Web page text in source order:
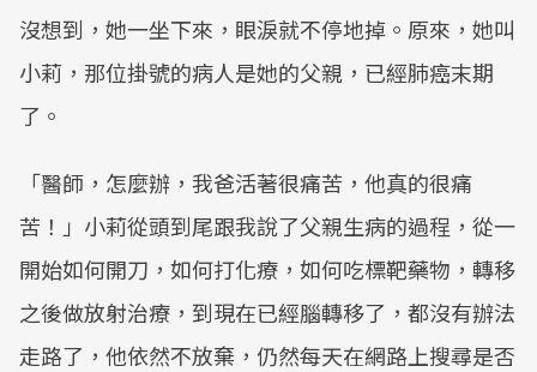
沒想到，她一坐下來，眼淚就不停地掉。原來，她叫
小莉，那位掛號的病人是她的父親，已經肺癌末期
了。
「醫師，怎麼辦，我爸活著很痛苦，他真的很痛
苦！」小莉從頭到尾跟我說了父親生病的過程，從一
開始如何開刀，如何打化療，如何吃標靶藥物，轉移
之後做放射治療，到現在已經腦轉移了，都沒有辦法
走路了，他依然不放棄，仍然每天在網路上搜尋是否